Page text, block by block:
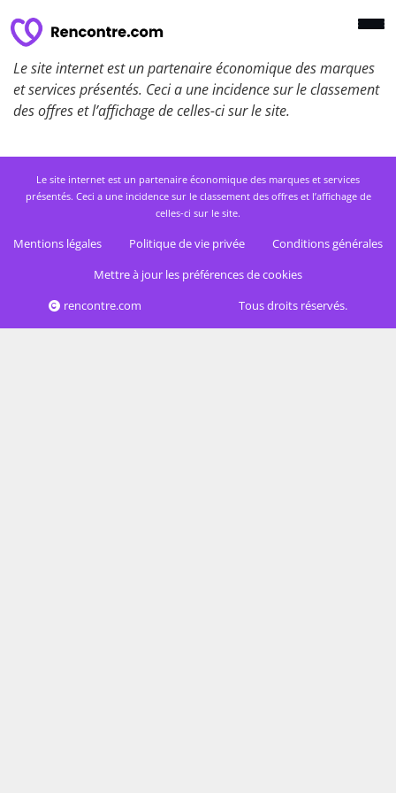
Le site internet est un partenaire économique des marques
et services présentés. Ceci a une incidence sur le classement
des offres et l’affichage de celles-ci sur le site.
Le site internet est un partenaire économique des marques et services
présentés. Ceci a une incidence sur le classement des offres et l’affichage de
celles-ci sur le site.
Mentions légales Politique de vie privée
Conditions générales
Mettre à jour les préférences de cookies
rencontre.com
Tous droits réservés.